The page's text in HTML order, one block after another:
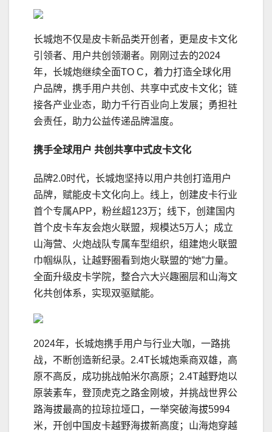
长城炮不仅是皮卡新品类开创者，更是皮卡文化
引领者、用户共创领潮者。刚刚过去的2024
年，长城炮继续全面TO C，着力打造全球化用
户品牌，携手用户共创、共享中式皮卡文化；链
接各产业业态，助力千行百业向上发展；勇担社
会责任，助力公益传递品牌温度。
携手全球用户 共创 共享中式皮卡文化
品牌2.0时代，长城炮坚持以用户共创打造用户
品牌，赋能皮卡文化向上。线上，创建皮卡行业
首个专属APP，粉丝超123万；线下，创建国内
首个皮卡车友会炮火联盟，规模达5万人；成立
山海营、火炮战队专属车型组织，组建炮火联盟
巾帼纵队，让越野圈看到炮火联盟的“她”力量。
全面升级皮卡学院，整合六大兴趣圈层和山海文
化共创体系，实现双驱赋能。
2024年，长城炮携手用户与行业大咖，一路挑
战，不断创造新纪录。2.4T长城炮乘商双雄，高
原不高反，成功挑战帕米尔高原；2.4T越野炮以
原装素车，登顶虎克之路金刚坡，并挑战世界公
路海拔最高的拉琼拉垭口，一举突破海拔5994
米，开创中国皮卡越野海拔新高度；山海炮穿越